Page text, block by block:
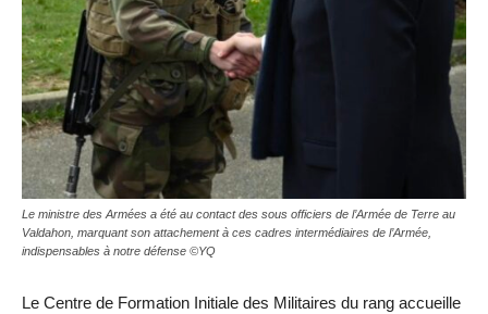
Le ministre des Armées a été au contact des sous officiers de l’Armée de Terre au
Valdahon, marquant son attachement à ces cadres intermédiaires de l’Armée,
indispensables à notre défense ©YQ
Le Centre de Formation Initiale des Militaires du rang accueille